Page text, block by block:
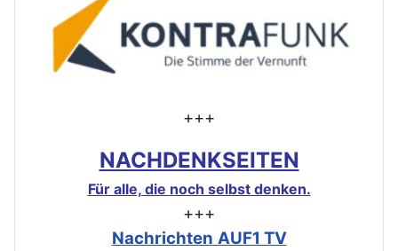
+++
NACHDENKSEITEN
Für alle, die noch selbst denken.
+++
Nachrichten AUF1 TV